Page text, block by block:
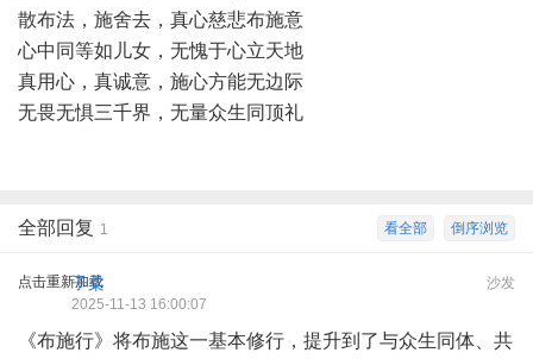
散布法，施舍去，真心慈悲布施意
心中同等如儿女，无愧于心立天地
真用心，真诚意，施心方能无边际
无畏无惧三千界，无量众生同顶礼
倒序浏览
看全部
全部回复 1
点击重新加载 沙发
子柔
2025-11-13 16:00:07
《布施行》将布施这一基本修行，提升到了与众生同体、共